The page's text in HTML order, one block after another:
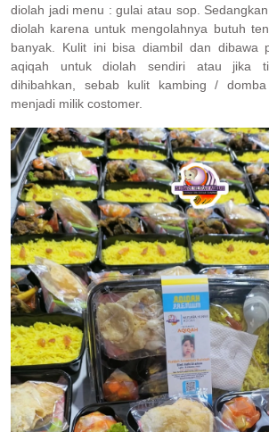
diolah jadi menu : gulai atau sop.
diolah karena untuk mengolahnya butuh
banyak. Kulit ini bisa diambil dan dibawa
aqiqah untuk diolah sendiri atau jika
dihibahkan, sebab kulit kambing /
menjadi milik costomer.